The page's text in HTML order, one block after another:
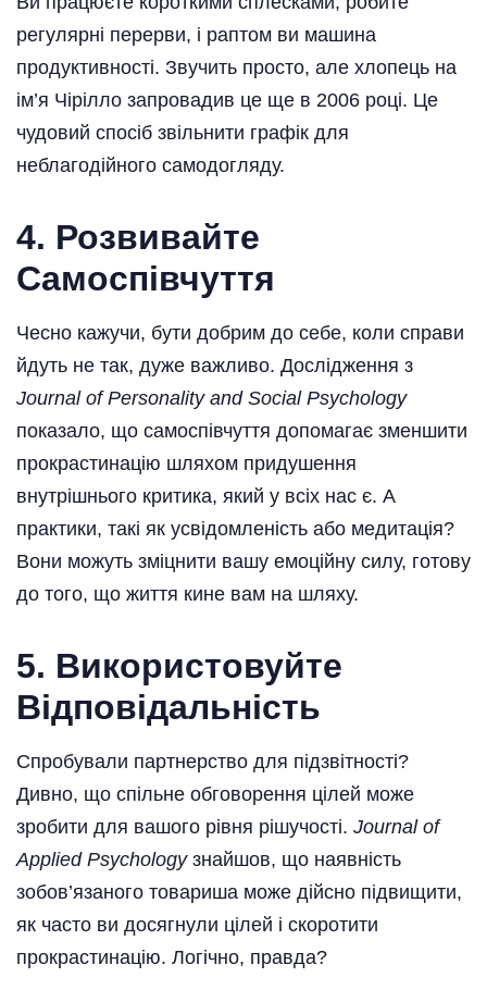
регулярні перерви, і раптом ви машина
продуктивності. Звучить просто, але хлопець на
ім’я Чірілло запровадив це ще в 2006 році. Це
чудовий спосіб звільнити графік для
неблагодійного самодогляду.
4. Розвивайте
Самоспівчуття
Чесно кажучи, бути добрим до себе, коли справи
йдуть не так, дуже важливо. Дослідження з
Journal of Personality and Social Psychology
показало, що самоспівчуття допомагає зменшити
прокрастинацію шляхом придушення
внутрішнього критика, який у всіх нас є. А
практики, такі як усвідомленість або медитація?
Вони можуть зміцнити вашу емоційну силу, готову
до того, що життя кине вам на шляху.
5. Використовуйте
Відповідальність
Спробували партнерство для підзвітності?
Дивно, що спільне обговорення цілей може
зробити для вашого рівня рішучості. Journal of
Applied Psychologyзнайшов, що наявність
зобов’язаного товариша може дійсно підвищити,
як часто ви досягнули цілей і скоротити
прокрастинацію. Логічно, правда?